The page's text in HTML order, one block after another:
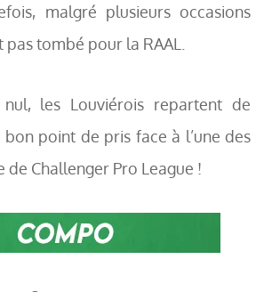
malgré plusieurs occasions
pas tombé pour la RAAL.
les Louviérois repartent de
bon point de pris face à l’une des
de Challenger Pro League !